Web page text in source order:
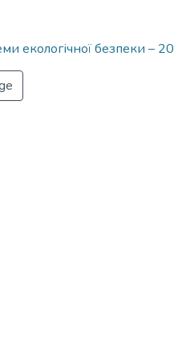
екологічної безпеки –